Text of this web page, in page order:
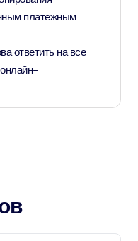
платежным
ответить на все